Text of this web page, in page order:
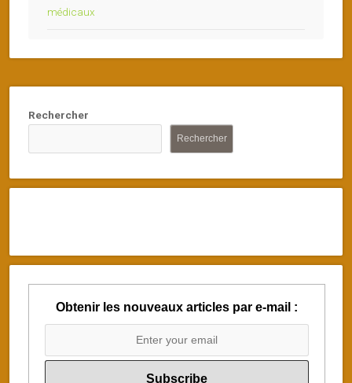
médicaux
Rechercher
Rechercher
Obtenir les nouveaux articles par e-mail :